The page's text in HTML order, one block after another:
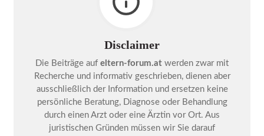
Disclaimer
Die Beiträge auf eltern-forum.at werden zwar mit
Recherche und informativ geschrieben, dienen aber
ausschließlich der Information und ersetzen keine
persönliche Beratung, Diagnose oder Behandlung
durch einen Arzt oder eine Ärztin vor Ort. Aus
juristischen Gründen müssen wir Sie darauf